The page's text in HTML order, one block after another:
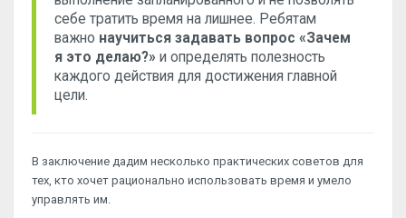
себе тратить время на лишнее. Ребятам
важно научиться задавать вопрос «Зачем
я это делаю?» и определять полезность
каждого действия для достижения главной
цели.
В заключение дадим несколько практических советов для
тех, кто хочет рационально использовать время и умело
управлять им.